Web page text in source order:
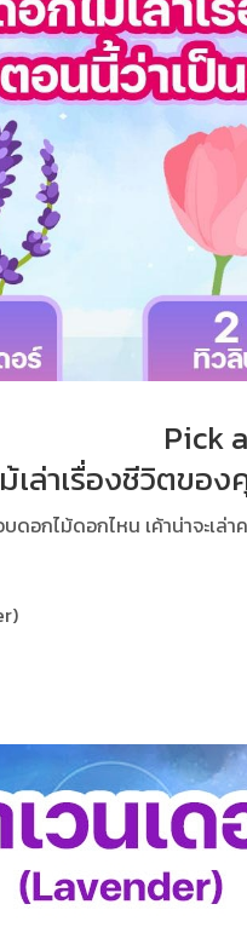
Pick
เล่าเรื่องชีวิตขอ
อกไม้ดอกไหน เค้าน่าจะเล่